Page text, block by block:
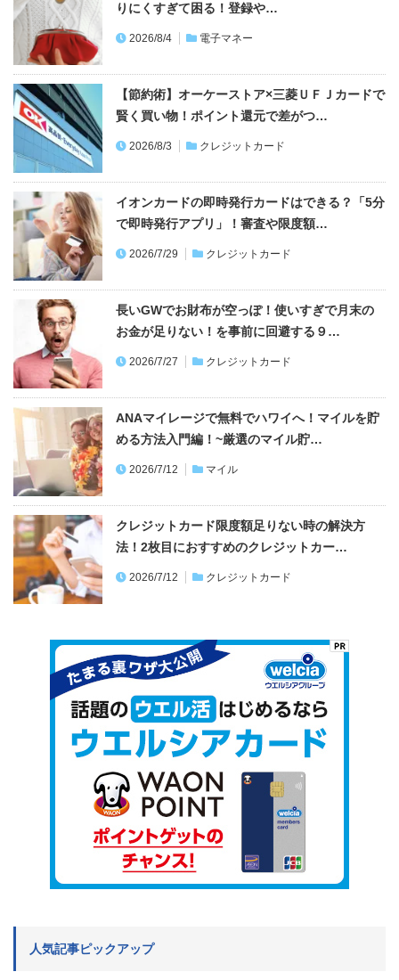
りにくすぎて困る！登録や…
2026/8/4 電子マネー
【節約術】オーケーストア×三菱ＵＦＪカードで
賢く買い物！ポイント還元で差がつ…
2026/8/3 クレジットカード
イオンカードの即時発行カードはできる？「5分
で即時発行アプリ」！審査や限度額…
2026/7/29 クレジットカード
長いGWでお財布が空っぽ！使いすぎで月末の
お金が足りない！を事前に回避する９…
2026/7/27 クレジットカード
ANAマイレージで無料でハワイへ！マイルを貯
める方法入門編！~厳選のマイル貯…
2026/7/12 マイル
クレジットカード限度額足りない時の解決方
法！2枚目におすすめのクレジットカー…
2026/7/12 クレジットカード
人気記事ピックアップ